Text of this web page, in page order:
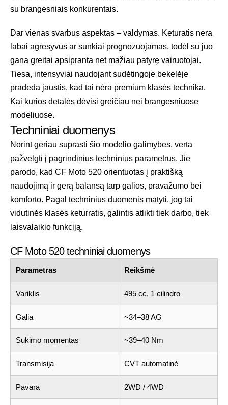
su brangesniais konkurentais.
Dar vienas svarbus aspektas – valdymas. Keturatis nėra
labai agresyvus ar sunkiai prognozuojamas, todėl su juo
gana greitai apsipranta net mažiau patyrę vairuotojai.
Tiesa, intensyviai naudojant sudėtingoje bekelėje
pradeda jaustis, kad tai nėra premium klasės technika.
Kai kurios detalės dėvisi greičiau nei brangesniuose
modeliuose.
Techniniai duomenys
Norint geriau suprasti šio modelio galimybes, verta
pažvelgti į pagrindinius techninius parametrus. Jie
parodo, kad CF Moto 520 orientuotas į praktišką
naudojimą ir gerą balansą tarp galios, pravažumo bei
komforto. Pagal techninius duomenis matyti, jog tai
vidutinės klasės keturratis, galintis atlikti tiek darbo, tiek
laisvalaikio funkciją.
CF Moto 520 techniniai duomenys
Parametras Reikšmė
Variklis 495 cc, 1 cilindro
Galia ~34–38 AG
Sukimo momentas ~39–40 Nm
Transmisija CVT automatinė
Pavara 2WD / 4WD